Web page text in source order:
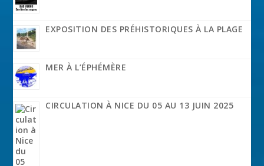
EXPOSITION DES PRÉHISTORIQUES À LA PLAGE
MER À L’ÉPHÉMÈRE
CIRCULATION À NICE DU 05 AU 13 JUIN 2025